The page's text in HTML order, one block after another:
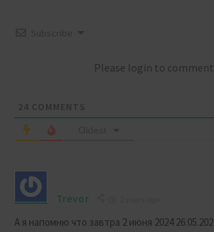
Please login to comment
24 COMMENTS
Trevor
А я напомню что завтра 2 июня 2024